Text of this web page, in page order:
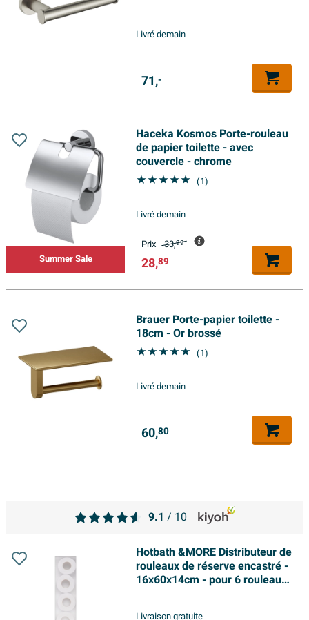
Livré demain
71,-
Summer Sale
Haceka Kosmos Porte-rouleau
de papier toilette - avec
couvercle - chrome
(1)
Livré demain
Prix 33,99
28,89
Brauer Porte-papier toilette -
18cm - Or brossé
(1)
Livré demain
60,80
Hotbath &MORE Distributeur de
rouleaux de réserve encastré -
16x60x14cm - pour 6 rouleaux
Livraison gratuite
9.1 / 10